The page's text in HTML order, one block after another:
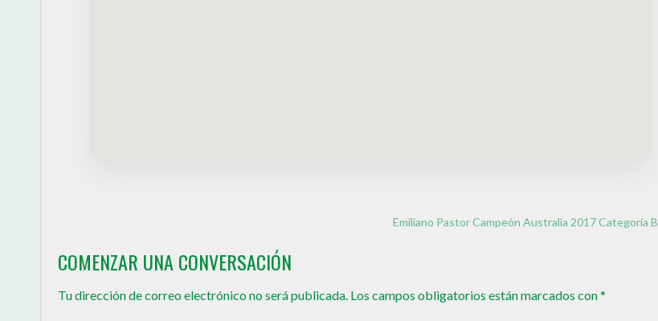
Emiliano Pastor Campeón Australia 2017 Categoría B
COMENZAR UNA CONVERSACIÓN
Tu dirección de correo electrónico no será publicada. Los campos obligatorios están marcados con*